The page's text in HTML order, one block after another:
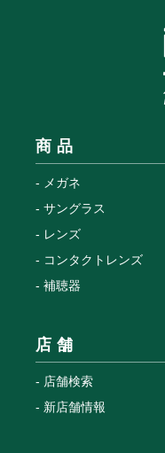
商 品
メガネ
サングラス
レンズ
コンタクトレンズ
補聴器
店 舗
店舗検索
新店舗情報